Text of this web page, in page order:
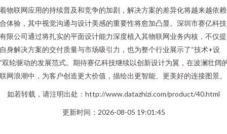
物联网应用的持续普及和竞争的加剧，解决方案的差异化将越来越依
体验，其中视觉沟通与设计美感的重要性将愈加凸显。深圳市赛亿科
限公司通过将扎实的平面设计能力深度植入其物联网业务内核，不仅
身解决方案的交付质量与市场吸引力，也为整个行业展示了“技术+设
双轮驱动的发展范式。期待赛亿科技继续以创新设计为翼，在波澜壮阔
网浪潮中，为客户创造更大价值，描绘出更智能、更美好的连接图景。
如若转载，请注明出处：http://www.datazhizi.com/product/40.html
更新时间：2026-08-05 19:01:45